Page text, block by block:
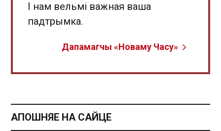
І нам вельмі важная ваша
падтрымка.
Дапамагчы «Новаму Часу»
АПОШНЯЕ НА САЙЦЕ